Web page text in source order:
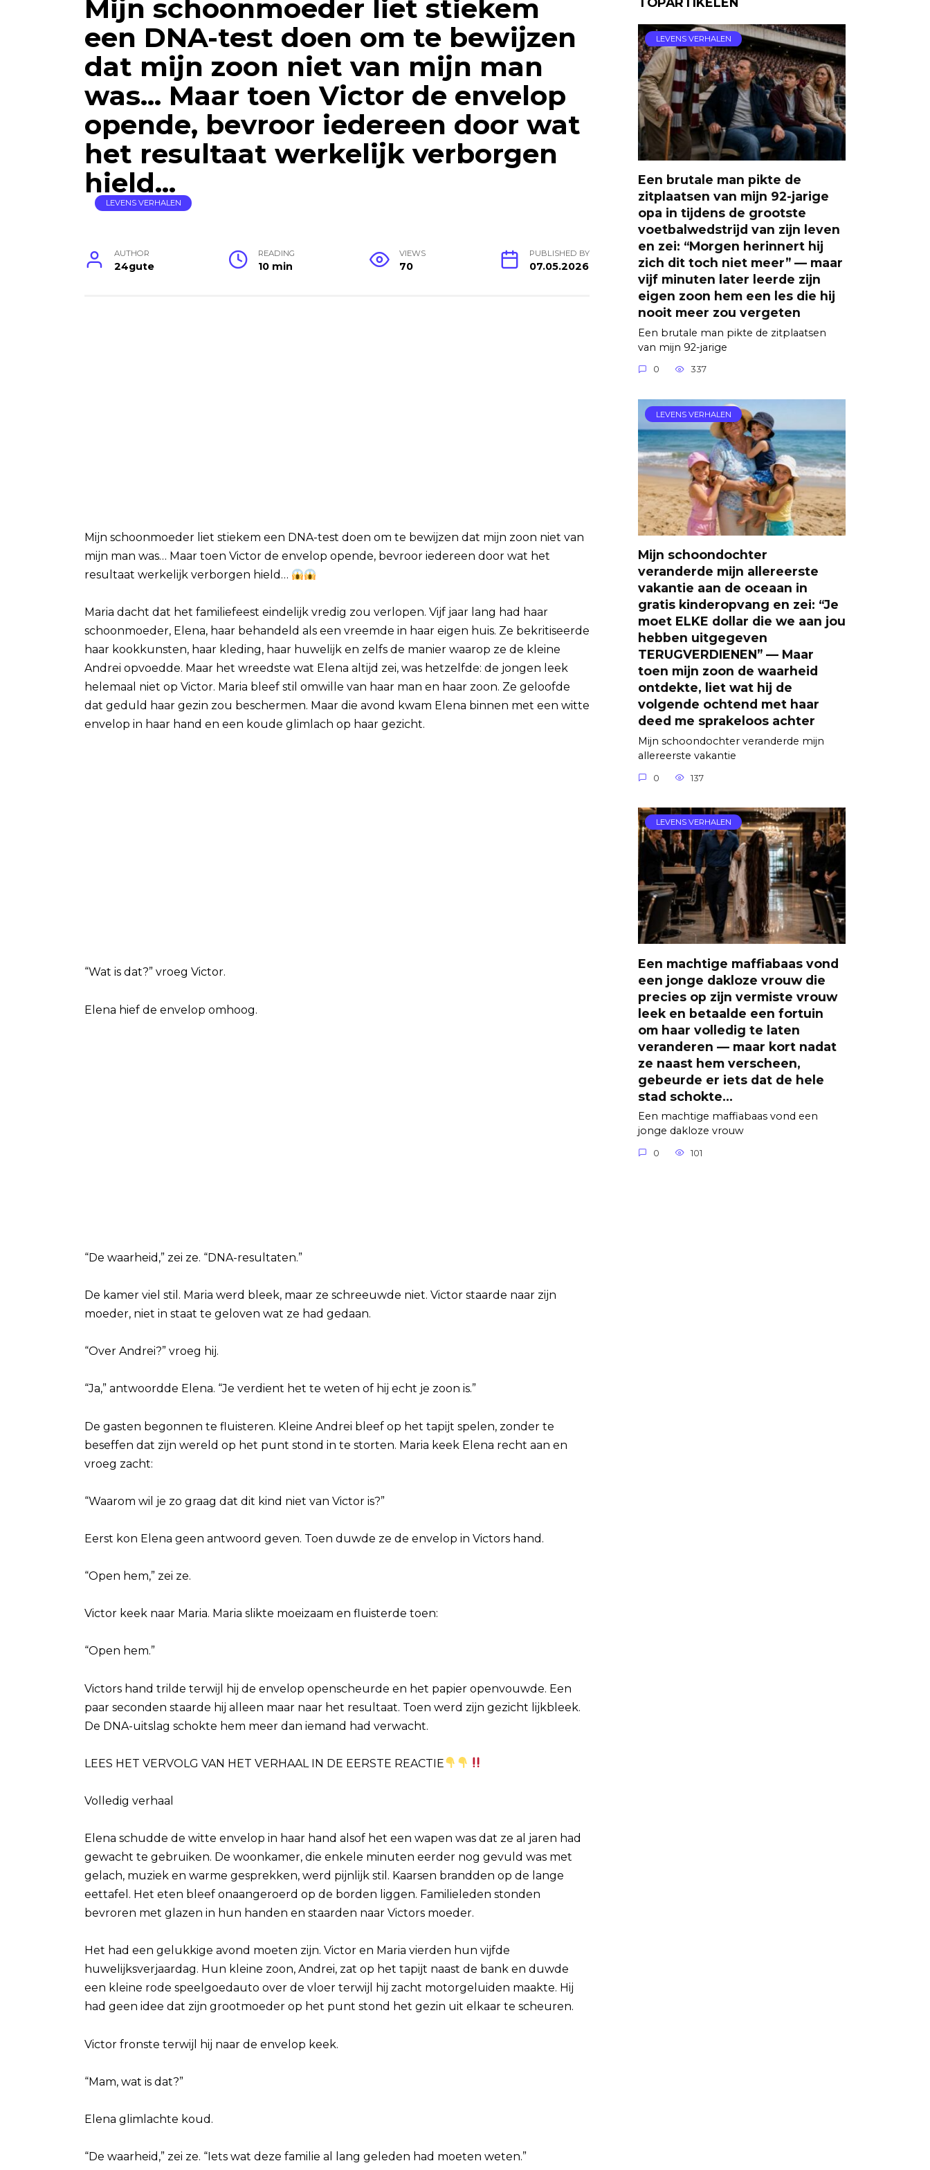
Mijn schoonmoeder liet stiekem
een DNA-test doen om te bewijzen
dat mijn zoon niet van mijn man
was… Maar toen Victor de envelop
opende, bevroor iedereen door wat
het resultaat werkelijk verborgen
hield…
LEVENS VERHALEN
AUTHOR
24gute
READING
10 min
VIEWS
70
PUBLISHED BY
07.05.2026
Mijn schoonmoeder liet stiekem een DNA-test doen om te bewijzen dat mijn zoon niet van
mijn man was… Maar toen Victor de envelop opende, bevroor iedereen door wat het
resultaat werkelijk verborgen hield…
Maria dacht dat het familiefeest eindelijk vredig zou verlopen. Vijf jaar lang had haar
schoonmoeder, Elena, haar behandeld als een vreemde in haar eigen huis. Ze bekritiseerde
haar kookkunsten, haar kleding, haar huwelijk en zelfs de manier waarop ze de kleine
Andrei opvoedde. Maar het wreedste wat Elena altijd zei, was hetzelfde: de jongen leek
helemaal niet op Victor. Maria bleef stil omwille van haar man en haar zoon. Ze geloofde
dat geduld haar gezin zou beschermen. Maar die avond kwam Elena binnen met een witte
envelop in haar hand en een koude glimlach op haar gezicht.
“Wat is dat?” vroeg Victor.
Elena hief de envelop omhoog.
“De waarheid,” zei ze. “DNA-resultaten.”
De kamer viel stil. Maria werd bleek, maar ze schreeuwde niet. Victor staarde naar zijn
moeder, niet in staat te geloven wat ze had gedaan.
“Over Andrei?” vroeg hij.
“Ja,” antwoordde Elena. “Je verdient het te weten of hij echt je zoon is.”
De gasten begonnen te fluisteren. Kleine Andrei bleef op het tapijt spelen, zonder te
beseffen dat zijn wereld op het punt stond in te storten. Maria keek Elena recht aan en
vroeg zacht:
“Waarom wil je zo graag dat dit kind niet van Victor is?”
Eerst kon Elena geen antwoord geven. Toen duwde ze de envelop in Victors hand.
“Open hem,” zei ze.
Victor keek naar Maria. Maria slikte moeizaam en fluisterde toen:
“Open hem.”
Victors hand trilde terwijl hij de envelop openscheurde en het papier openvouwde. Een
paar seconden staarde hij alleen maar naar het resultaat. Toen werd zijn gezicht lijkbleek.
De DNA-uitslag schokte hem meer dan iemand had verwacht.
LEES HET VERVOLG VAN HET VERHAAL IN DE EERSTE REACTIE
Volledig verhaal
Elena schudde de witte envelop in haar hand alsof het een wapen was dat ze al jaren had
gewacht te gebruiken. De woonkamer, die enkele minuten eerder nog gevuld was met
gelach, muziek en warme gesprekken, werd pijnlijk stil. Kaarsen brandden op de lange
eettafel. Het eten bleef onaangeroerd op de borden liggen. Familieleden stonden
bevroren met glazen in hun handen en staarden naar Victors moeder.
Het had een gelukkige avond moeten zijn. Victor en Maria vierden hun vijfde
huwelijksverjaardag. Hun kleine zoon, Andrei, zat op het tapijt naast de bank en duwde
een kleine rode speelgoedauto over de vloer terwijl hij zacht motorgeluiden maakte. Hij
had geen idee dat zijn grootmoeder op het punt stond het gezin uit elkaar te scheuren.
Victor fronste terwijl hij naar de envelop keek.
“Mam, wat is dat?”
Elena glimlachte koud.
“De waarheid,” zei ze. “Iets wat deze familie al lang geleden had moeten weten.”
LEVENS VERHALEN
Een brutale man pikte de
zitplaatsen van mijn 92-jarige
opa in tijdens de grootste
voetbalwedstrijd van zijn leven
en zei: “Morgen herinnert hij
zich dit toch niet meer” — maar
vijf minuten later leerde zijn
eigen zoon hem een les die hij
nooit meer zou vergeten
Een brutale man pikte de zitplaatsen
van mijn 92-jarige
0 337
LEVENS VERHALEN
Mijn schoondochter
veranderde mijn allereerste
vakantie aan de oceaan in
gratis kinderopvang en zei: “Je
moet ELKE dollar die we aan jou
hebben uitgegeven
TERUGVERDIENEN” — Maar
toen mijn zoon de waarheid
ontdekte, liet wat hij de
volgende ochtend met haar
deed me sprakeloos achter
Mijn schoondochter veranderde mijn
allereerste vakantie
0 137
LEVENS VERHALEN
Een machtige maffiabaas vond
een jonge dakloze vrouw die
precies op zijn vermiste vrouw
leek en betaalde een fortuin
om haar volledig te laten
veranderen — maar kort nadat
ze naast hem verscheen,
gebeurde er iets dat de hele
stad schokte…
Een machtige maffiabaas vond een
jonge dakloze vrouw
0 101